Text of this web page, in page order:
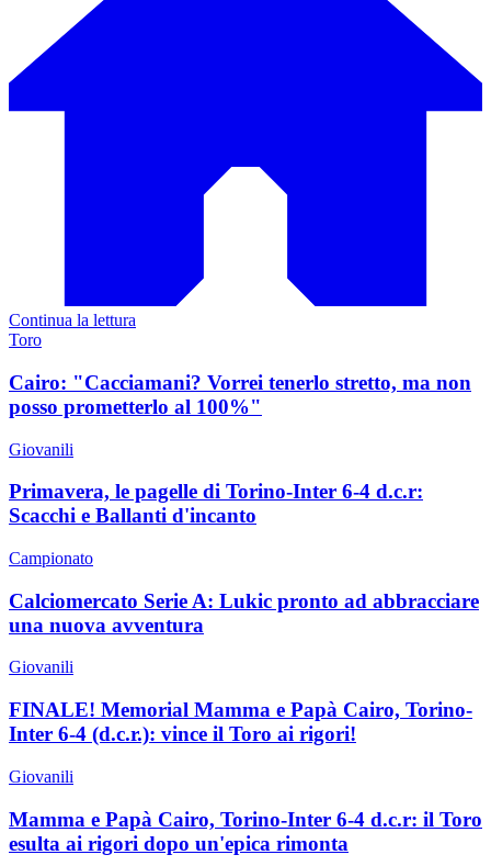
Continua la lettura
Toro
Cairo: "Cacciamani? Vorrei tenerlo stretto, ma non
posso prometterlo al 100%"
Giovanili
Primavera, le pagelle di Torino-Inter 6-4 d.c.r:
Scacchi e Ballanti d'incanto
Campionato
Calciomercato Serie A: Lukic pronto ad abbracciare
una nuova avventura
Giovanili
FINALE! Memorial Mamma e Papà Cairo, Torino-
Inter 6-4 (d.c.r.): vince il Toro ai rigori!
Giovanili
Mamma e Papà Cairo, Torino-Inter 6-4 d.c.r: il Toro
esulta ai rigori dopo un'epica rimonta